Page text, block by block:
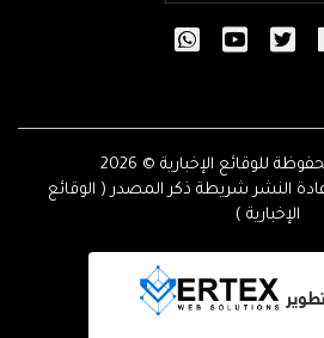
للوقائع الإخبارية © 2026
النشر شريطة ذكر المصدر ( الوقائع
الإخبارية )